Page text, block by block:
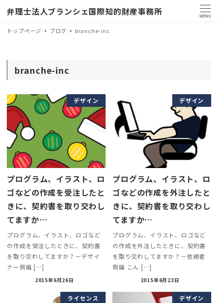
弁理士法人ブランシェ国際知的財産事務所 MENU
トップページ ブログ branche-inc
branche-inc
デザイン
プログラム、イラスト、ロ
ゴなどの作成を受注したと
きに、契約書を取り交わし
てますか…
プログラム、イラスト、ロゴなど
の作成を受注したときに、契約書
を取り交わしてますか？－デザイ
ナー側編 […]
2015年6月26日
デザイン
プログラム、イラスト、ロ
ゴなどの作成を外注したと
きに、契約書を取り交わし
てますか…
プログラム、イラスト、ロゴなど
の作成を外注したときに、契約書
を取り交わしてますか？－依頼者
側編 こん […]
2015年6月23日
ライセンス デザイン